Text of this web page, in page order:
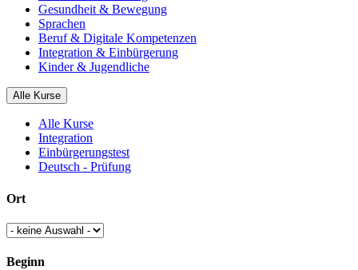
Gesundheit & Bewegung
Sprachen
Beruf & Digitale Kompetenzen
Integration & Einbürgerung
Kinder & Jugendliche
Alle Kurse
Alle Kurse
Integration
Einbürgerungstest
Deutsch - Prüfung
Ort
Beginn